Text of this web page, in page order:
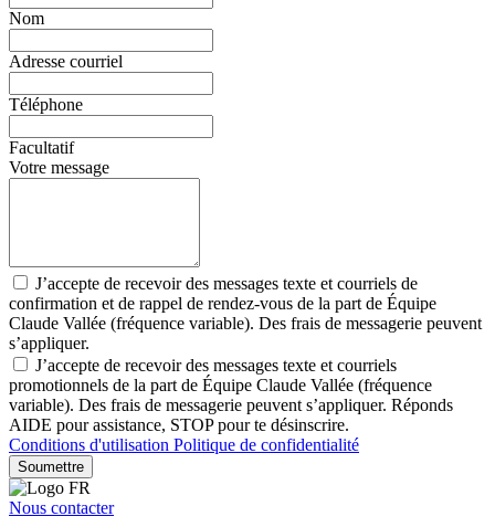
Nom
Adresse courriel
Téléphone
Facultatif
Votre message
J’accepte de recevoir des messages texte et courriels de
confirmation et de rappel de rendez-vous de la part de Équipe
Claude Vallée (fréquence variable). Des frais de messagerie peuvent
s’appliquer.
J’accepte de recevoir des messages texte et courriels
promotionnels de la part de Équipe Claude Vallée (fréquence
variable). Des frais de messagerie peuvent s’appliquer. Réponds
AIDE pour assistance, STOP pour te désinscrire.
Conditions d'utilisation Politique de confidentialité
Soumettre
Nous contacter